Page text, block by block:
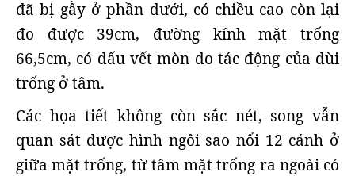
đã bị gẫy ở phần dưới, có chiều cao còn lại
đo được 39cm, đường kính mặt trống
66,5cm, có dấu vết mòn do tác động của dùi
trống ở tâm.
Các họa tiết không còn sắc nét, song vẫn
quan sát được hình ngôi sao nổi 12 cánh ở
giữa mặt trống, từ tâm mặt trống ra ngoài có